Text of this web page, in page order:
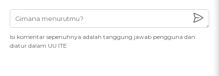
Isi komentar sepenuhnya adalah tanggung jawab pengguna dan
diatur dalam UU ITE